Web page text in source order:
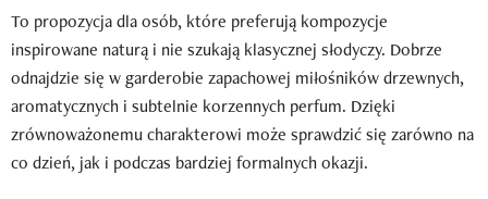
To propozycja dla osób, które preferują kompozycje
inspirowane naturą i nie szukają klasycznej słodyczy. Dobrze
odnajdzie się w garderobie zapachowej miłośników drzewnych,
aromatycznych i subtelnie korzennych perfum. Dzięki
zrównoważonemu charakterowi może sprawdzić się zarówno na
co dzień, jak i podczas bardziej formalnych okazji.